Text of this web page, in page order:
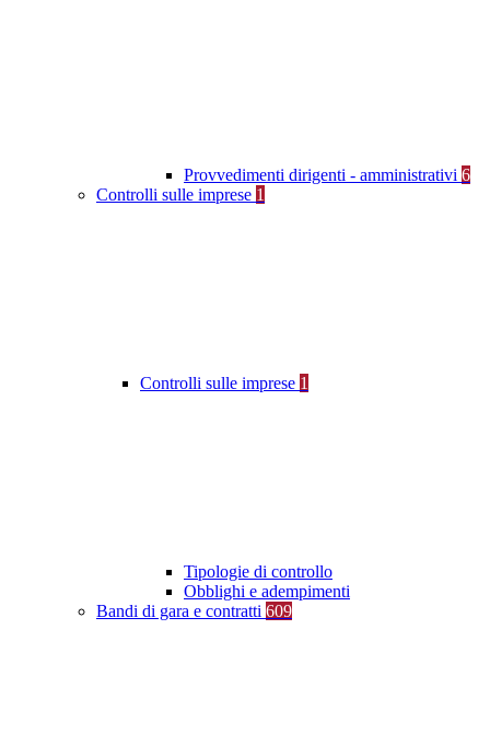
Provvedimenti dirigenti - amministrativi 6
Controlli sulle imprese 1
Controlli sulle imprese 1
Tipologie di controllo
Obblighi e adempimenti
Bandi di gara e contratti 609